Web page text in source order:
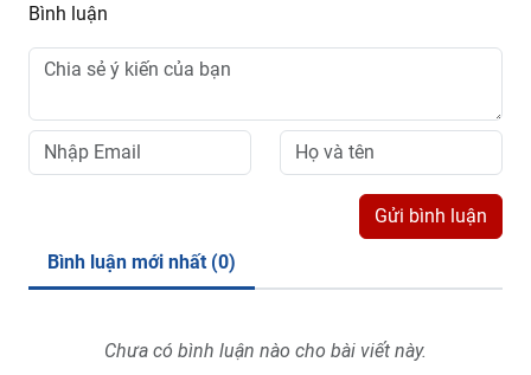
Bình luận
Gửi bình luận
Bình luận mới nhất (0)
Chưa có bình luận nào cho bài viết này.